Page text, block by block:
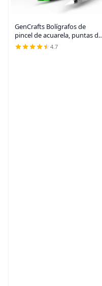
GenCrafts Bolígrafos de
pincel de acuarela, puntas de
pincel reales, estuche de
almacenamiento sin ensuciar,
4.7